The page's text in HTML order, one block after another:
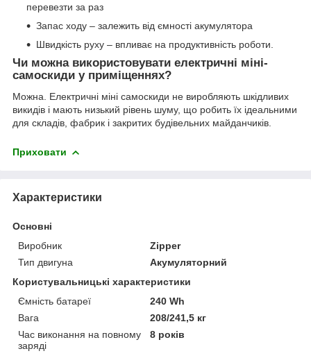
перевезти за раз
Запас ходу – залежить від ємності акумулятора
Швидкість руху – впливає на продуктивність роботи.
Чи можна використовувати електричні міні-
самоскиди у приміщеннях?
Можна. Електричні міні самоскиди не виробляють шкідливих
викидів і мають низький рівень шуму, що робить їх ідеальними
для складів, фабрик і закритих будівельних майданчиків.
Приховати
Характеристики
Основні
Виробник
Zipper
Тип двигуна
Акумуляторний
Користувальницькі характеристики
Ємність батареї
240 Wh
Вага
208/241,5 кг
Час виконання на повному
заряді
8 років